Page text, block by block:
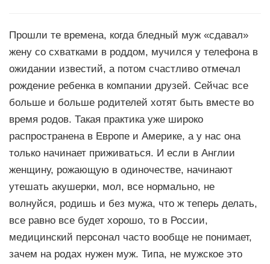
Прошли те времена, когда бледный муж «сдавал»
жену со схватками в роддом, мучился у телефона в
ожидании известий, а потом счастливо отмечал
рождение ребенка в компании друзей. Сейчас все
больше и больше родителей хотят быть вместе во
время родов. Такая практика уже широко
распространена в Европе и Америке, а у нас она
только начинает приживаться. И если в Англии
женщину, рожающую в одиночестве, начинают
утешать акушерки, мол, все нормально, не
волнуйся, родишь и без мужа, что ж теперь делать,
все равно все будет хорошо, то в России,
медицинский персонал часто вообще не понимает,
зачем на родах нужен муж. Типа, не мужское это